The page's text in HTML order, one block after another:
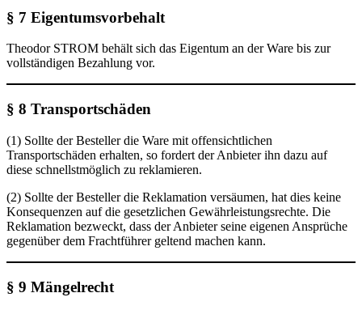
§ 7 Eigentumsvorbehalt
Theodor STROM behält sich das Eigentum an der Ware bis zur
vollständigen Bezahlung vor.
§ 8 Transportschäden
(1) Sollte der Besteller die Ware mit offensichtlichen
Transportschäden erhalten, so fordert der Anbieter ihn dazu auf
diese schnellstmöglich zu reklamieren.
(2) Sollte der Besteller die Reklamation versäumen, hat dies keine
Konsequenzen auf die gesetzlichen Gewährleistungsrechte. Die
Reklamation bezweckt, dass der Anbieter seine eigenen Ansprüche
gegenüber dem Frachtführer geltend machen kann.
§ 9 Mängelrecht